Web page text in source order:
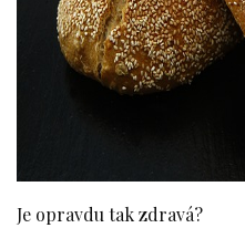
Je opravdu tak zdravá?